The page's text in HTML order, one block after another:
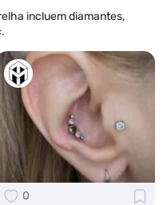
incluem diamantes,
0